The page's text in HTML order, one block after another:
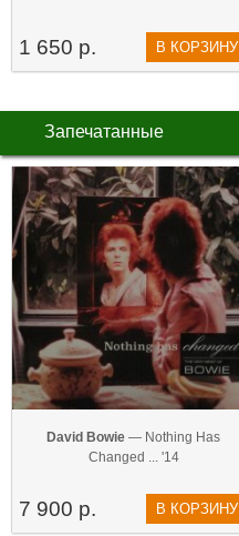
1 650 р. В КОРЗИНУ
Запечатанные
David Bowie — Nothing Has
Changed ... '14
7 900 р. В КОРЗИНУ